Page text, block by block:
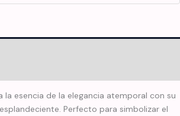
la esencia de la elegancia atemporal con su
Perfecto para simbolizar el